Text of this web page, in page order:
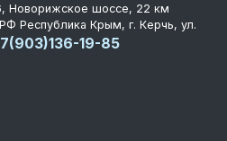
Новорижское шоссе, 22 км
Республика Крым, г. Керчь, ул.
19-85